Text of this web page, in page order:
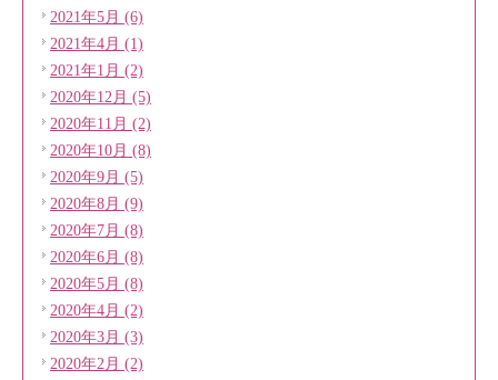
2021年5月 (6)
2021年4月 (1)
2021年1月 (2)
2020年12月 (5)
2020年11月 (2)
2020年10月 (8)
2020年9月 (5)
2020年8月 (9)
2020年7月 (8)
2020年6月 (8)
2020年5月 (8)
2020年4月 (2)
2020年3月 (3)
2020年2月 (2)